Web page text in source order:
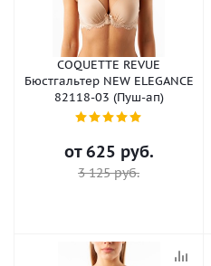
COQUETTE REVUE
Бюстгальтер NEW ELEGANCE
82118-03 (Пуш-ап)
от625 руб.
3 125 руб.